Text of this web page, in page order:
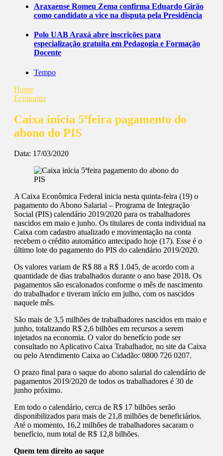
Araxaense Romeu Zema confirma Eduardo Girão
como candidato a vice na disputa pela Presidência
Polo UAB Araxá abre inscrições para
especialização gratuita em Pedagogia e Formação
Docente
Tempo
Home
Economia
Caixa inicia 5ªfeira pagamento do
abono do PIS
Data: 17/03/2020
A Caixa Econômica Federal inicia nesta quinta-feira (19) o
pagamento do Abono Salarial – Programa de Integração
Social (PIS) calendário 2019/2020 para os trabalhadores
nascidos em maio e junho. Os titulares de conta individual na
Caixa com cadastro atualizado e movimentação na conta
recebem o crédito automático antecipado hoje (17). Esse é o
último lote do pagamento do PIS do calendário 2019/2020.
Os valores variam de R$ 88 a R$ 1.045, de acordo com a
quantidade de dias trabalhados durante o ano base 2018. Os
pagamentos são escalonados conforme o mês de nascimento
do trabalhador e tiveram início em julho, com os nascidos
naquele mês.
São mais de 3,5 milhões de trabalhadores nascidos em maio e
junho, totalizando R$ 2,6 bilhões em recursos a serem
injetados na economia. O valor do benefício pode ser
consultado no Aplicativo Caixa Trabalhador, no site da Caixa
ou pelo Atendimento Caixa ao Cidadão: 0800 726 0207.
O prazo final para o saque do abono salarial do calendário de
pagamentos 2019/2020 de todos os trabalhadores é 30 de
junho próximo.
Em todo o calendário, cerca de R$ 17 bilhões serão
disponibilizados para mais de 21,8 milhões de beneficiários.
Até o momento, 16,2 milhões de trabalhadores sacaram o
benefício, num total de R$ 12,8 bilhões.
Quem tem direito ao saque